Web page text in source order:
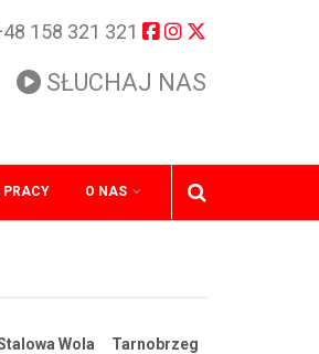
158 321 321
SŁUCHAJ NAS
PRACY O NAS
Wola
Tarnobrzeg